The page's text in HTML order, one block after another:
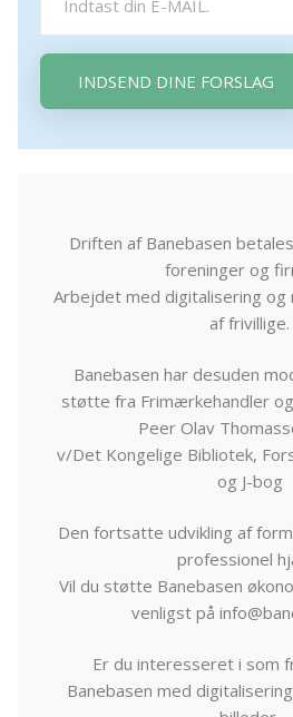
INDSEND DINE FORSLAG
Driften af Banebasen
foreninger og
Arbejdet med digitalisering
af frivillige.
Banebasen har desuden
støtte fra Frimærkehandler
Peer Olav
v/Det Kongelige Bibliotek,
og J-bog
Den fortsatte udvikling af
professionel
Vil du støtte Banebasen
venligst på
Er du interesseret i som
Banebasen med